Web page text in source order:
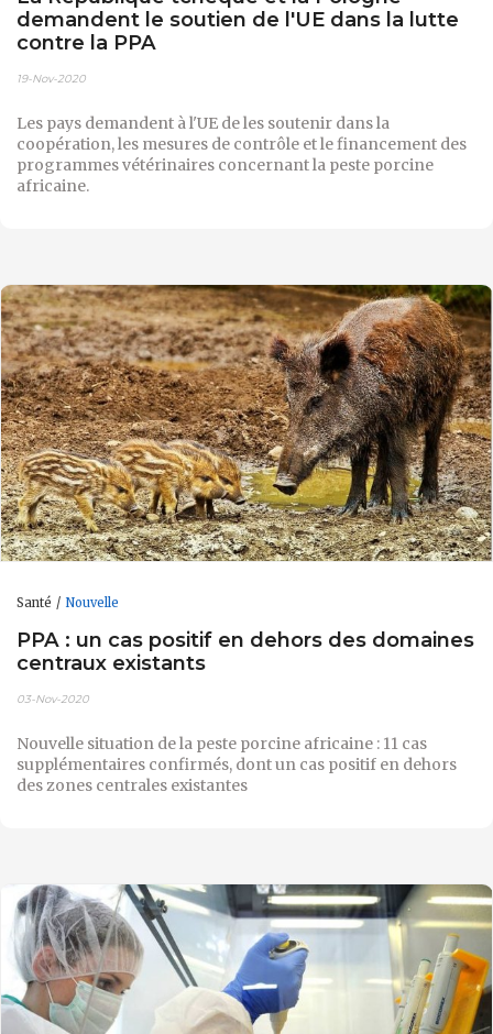
demandent le soutien de l'UE dans la lutte
contre la PPA
19-Nov-2020
Les pays demandent à l'UE de les soutenir dans la
coopération, les mesures de contrôle et le financement des
programmes vétérinaires concernant la peste porcine
africaine.
Santé Nouvelle
PPA : un cas positif en dehors des domaines
centraux existants
03-Nov-2020
Nouvelle situation de la peste porcine africaine : 11 cas
supplémentaires confirmés, dont un cas positif en dehors
des zones centrales existantes